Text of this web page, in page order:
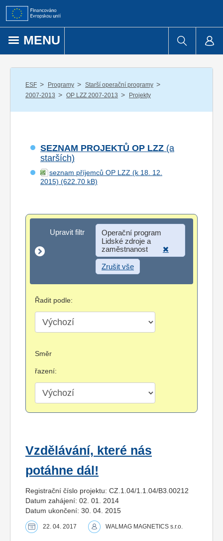
Přejít k obsahu
MENU
ESF / Programy / Starší operační programy /
2007-2013 / OP LZZ 2007-2013 / Projekty
SEZNAM PROJEKTŮ OP LZZ (a
starších)
seznam příjemců OP LZZ (k 18. 12.
2015)
Upravit filtr
Upravit filtr
Operační program
Lidské zdroje a
zaměstnanost
Zrušit vše
Řadit podle:
Směr
řazení:
Vzdělávání, které nás
potáhne dál!
Registrační číslo projektu: CZ.1.04/1.1.04/B3.00212
Datum zahájení: 02. 01. 2014
Datum ukončení: 30. 04. 2015
22. 04. 2017 WALMAG MAGNETICS s.r.o.